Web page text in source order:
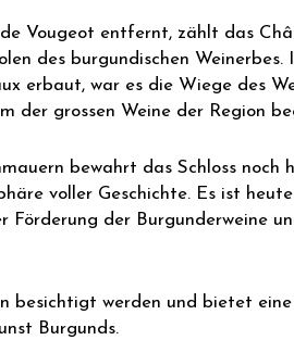
Vougeot entfernt, zählt das
des burgundischen Weinerbes.
erbaut, war es die Wiege des
der grossen Weine der Region
bewahrt das Schloss noch
voller Geschichte. Es ist
Förderung der Burgunderweine
besichtigt werden und bietet
Burgunds.